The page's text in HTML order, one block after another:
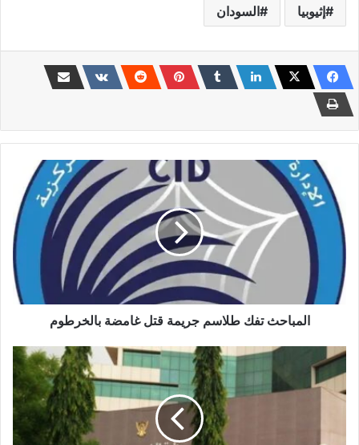
إثيوبيا السودان
المباحث
تفك
طلاسم
جريمة
قتل
غامضة
بالخرطوم
المباحث تفك طلاسم جريمة قتل غامضة بالخرطوم
حكومة
السودان
تحذر
مسؤولاً